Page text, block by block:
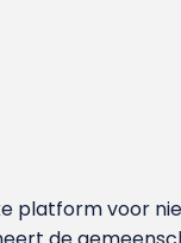
platform voor